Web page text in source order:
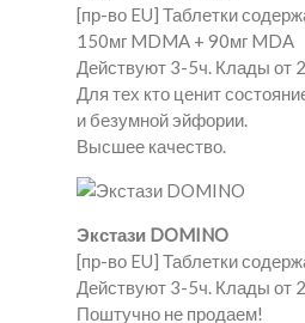
[пр-во EU] Таблетки
150мг MDMA + 90мг MDA
Действуют 3-5ч. Клады от
Для тех кто ценит
и безумной эйфории.
Высшее качество.
Экстази DOMINO
[пр-во EU] Таблетки
Действуют 3-5ч. Клады от
Поштучно не продаем!